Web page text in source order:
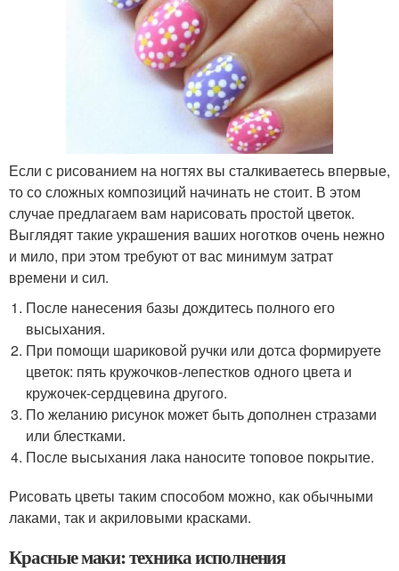
Если с рисованием на ногтях вы сталкиваетесь впервые,
то со сложных композиций начинать не стоит. В этом
случае предлагаем вам нарисовать простой цветок.
Выглядят такие украшения ваших ноготков очень нежно
и мило, при этом требуют от вас минимум затрат
времени и сил.
После нанесения базы дождитесь полного его
высыхания.
При помощи шариковой ручки или дотса формируете
цветок: пять кружочков-лепестков одного цвета и
кружочек-сердцевина другого.
По желанию рисунок может быть дополнен стразами
или блестками.
После высыхания лака наносите топовое покрытие.
Рисовать цветы таким способом можно, как обычными
лаками, так и акриловыми красками.
Красные маки: техника исполнения